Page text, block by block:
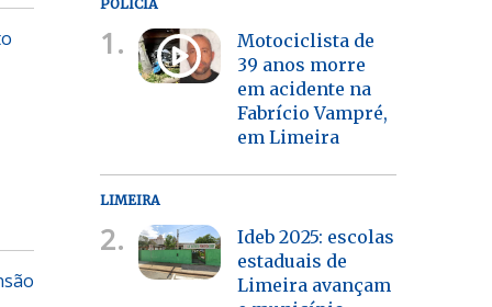
POLÍCIA
1.
Motociclista de
39 anos morre
em acidente na
Fabrício Vampré,
em Limeira
LIMEIRA
2.
Ideb 2025: escolas
estaduais de
Limeira avançam